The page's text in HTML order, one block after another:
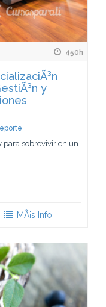
450h
y
para sobrevivir en un
MÃ¡s Info